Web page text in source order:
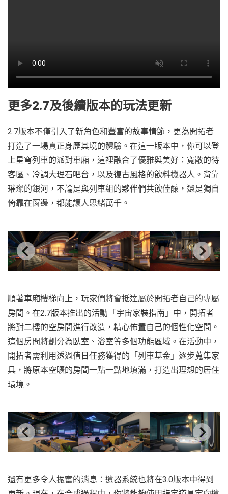
更多2.7及後續版本的玩法更新
2.7版本不僅引入了新角色和豐富的故事情節，更為開拓者
打造了一場真正身歷其境的體驗。在這一版本中，你可以登
上星穹列車的派對車廂，這裡融合了優雅與美好：寬敞的待
客區、冷調大理石吧台，以及復古風格的飲料機器人。背靠
璀璨的銀河，不論是與列車組的夥伴們共飲佳釀，還是獨自
倚靠在窗邊，都能讓人思緒萬千。
順著車廂樓梯向上，玩家們將會抵達屬於開拓者自己的專屬
房間。在2.7版本推出的活動「宇宙家裝指南」中，開拓者
將對二樓的空房間進行改造，精心佈置自己的個性化空間。
這個房間將劃分為臥室、浴室等多個功能區域。在活動中，
開拓者需利用透過值日任務獲得的「列車基金」逐步蒐集家
具，將原本空曠的房間一點一點地填滿，打造出理想的居住
環境。
還有更多令人振奮的消息：遺器系統也將在3.0版本中得到